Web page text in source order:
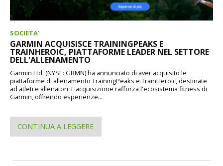
SOCIETA'
GARMIN ACQUISISCE TRAININGPEAKS E
TRAINHEROIC, PIATTAFORME LEADER NEL SETTORE
DELL'ALLENAMENTO
Garmin Ltd. (NYSE: GRMN) ha annunciato di aver acquisito le
piattaforme di allenamento TrainingPeaks e TrainHeroic, destinate
ad atleti e allenatori. L'acquisizione rafforza l'ecosistema fitness di
Garmin, offrendo esperienze...
CONTINUA A LEGGERE